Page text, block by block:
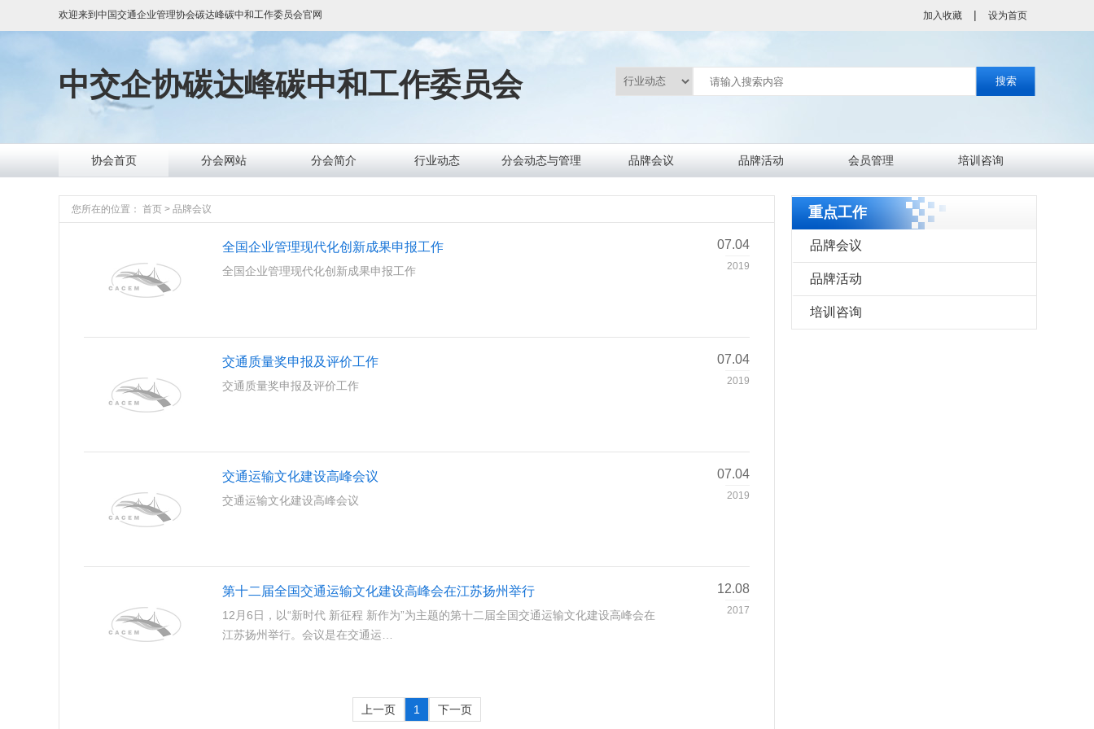
欢迎来到 中国交通企业管理协会碳达峰碳中和工作委员会官网 加入收藏 | 设为首页
中交企协碳达峰碳中和工作委员会
协会首页 分会网站 分会简介 行业动态
行业要闻
标准规范
政策法规
信息服务
分会动态与管理
协会要闻
通知通告
数据统计
文件制度
品牌会议 品牌活动 会员管理
分会会员
会员风采
培训咨询
您所在的位置： 首页 > 品牌会议
全国企业管理现代化创新成果申报工作
全国企业管理现代化创新成果申报工作
07.04
2019
交通质量奖申报及评价工作
交通质量奖申报及评价工作
07.04
2019
交通运输文化建设高峰会议
交通运输文化建设高峰会议
07.04
2019
第十二届全国交通运输文化建设高峰会在江苏扬州举行
12月6日，以“新时代 新征程 新作为”为主题的第十二届全国交通运输文化建设高峰会在
江苏扬州举行。会议是在交通运…
12.08
2017
上一页 1 下一页
重点工作
品牌会议
品牌活动
培训咨询